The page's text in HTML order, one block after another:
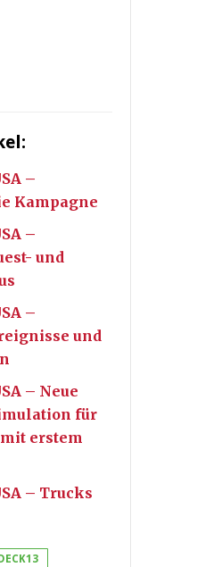
–
Kampagne
–
und
–
und
– Neue
für
erstem
– Trucks
DECK13